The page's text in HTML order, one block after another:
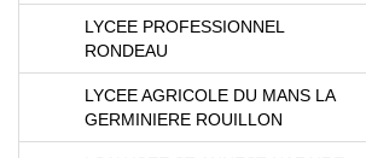
LYCEE PROFESSIONNEL
RONDEAU
LYCEE AGRICOLE DU MANS LA
GERMINIERE ROUILLON